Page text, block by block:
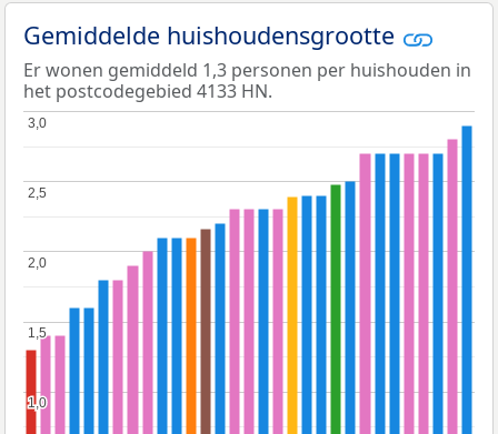
Gemiddelde huishoudensgrootte
Er wonen gemiddeld 1,3 personen per huishouden in
het postcodegebied 4133 HN.
1,0
1,0
1,5
1,5
2,0
2,0
2,5
2,5
3,0
3,0